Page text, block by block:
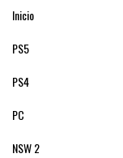
Inicio
PS5
PS4
PC
NSW 2